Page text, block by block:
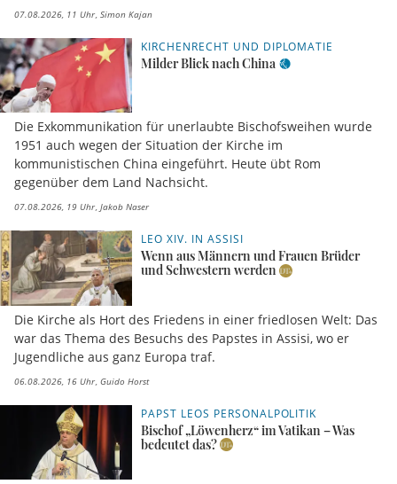
07.08.2026, 11 Uhr Simon Kajan
KIRCHENRECHT UND DIPLOMATIE
Milder Blick nach China
Die Exkommunikation für unerlaubte Bischofsweihen wurde
1951 auch wegen der Situation der Kirche im
kommunistischen China eingeführt. Heute übt Rom
gegenüber dem Land Nachsicht.
07.08.2026, 19 Uhr Jakob Naser
LEO XIV. IN ASSISI
Wenn aus Männern und Frauen Brüder
und Schwestern werden
Die Kirche als Hort des Friedens in einer friedlosen Welt: Das
war das Thema des Besuchs des Papstes in Assisi, wo er
Jugendliche aus ganz Europa traf.
06.08.2026, 16 Uhr Guido Horst
PAPST LEOS PERSONALPOLITIK
Bischof „Löwenherz“ im Vatikan – Was
bedeutet das?